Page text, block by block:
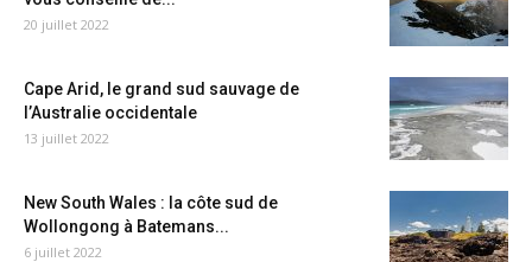
20 juillet 2022
Cape Arid, le grand sud sauvage de
l’Australie occidentale
13 juillet 2022
New South Wales : la côte sud de
Wollongong à Batemans...
6 juillet 2022